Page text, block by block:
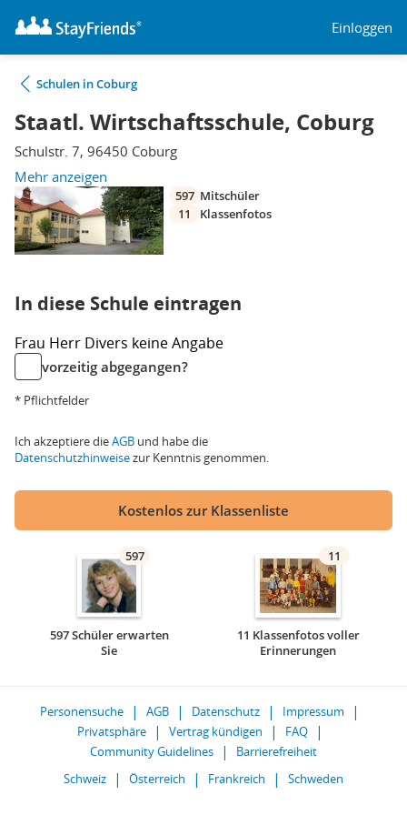
Einloggen
Schulen in Coburg
Staatl. Wirtschaftsschule, Coburg
Schulstr. 7, 96450 Coburg
Mehr anzeigen
597 Mitschüler
11
Klassenfotos
In diese Schule eintragen
Frau Herr Divers keine Angabe
vorzeitig abgegangen?
* Pflichtfelder
Ich akzeptiere dieAGB und habe die
Datenschutzhinweisezur Kenntnis genommen.
Kostenlos zur Klassenliste
597
597 Schüler erwarten
Sie
11
11 Klassenfotos voller
Erinnerungen
Personensuche AGB Datenschutz
Impressum
Privatsphäre
Vertrag kündigen
FAQ
Community Guidelines
Barrierefreiheit
Schweiz
Österreich Frankreich Schweden